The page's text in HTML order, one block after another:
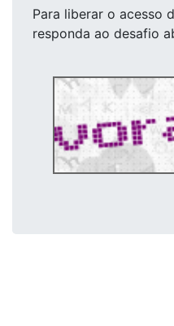
Para liberar o acesso
responda ao desafio